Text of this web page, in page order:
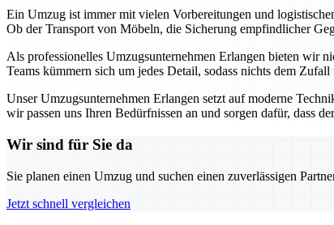
Ein Umzug ist immer mit vielen Vorbereitungen und
Ob der Transport von Möbeln, die Sicherung empfindlicher
Als professionelles Umzugsunternehmen Erlangen bieten wir
Teams kümmern sich um jedes Detail, sodass nichts dem
Unser Umzugsunternehmen Erlangen setzt auf moderne
wir passen uns Ihren Bedürfnissen an und sorgen dafür, dass
Wir sind für Sie da
Sie planen einen Umzug und suchen einen zuverlässigen
Jetzt schnell vergleichen